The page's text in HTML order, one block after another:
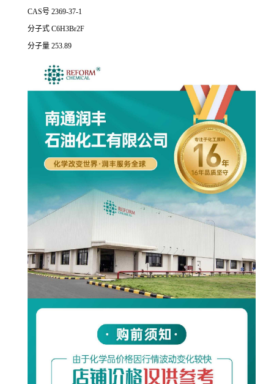
CAS号 2369-37-1
分子式 C6H3Br2F
分子量 253.89